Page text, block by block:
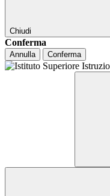
Chiudi
Conferma
Annulla Conferma